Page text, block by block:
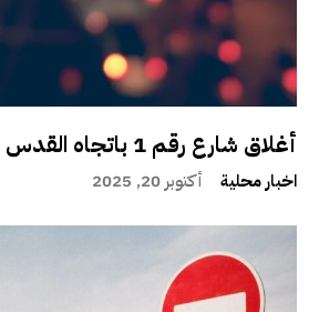
أغلاق شارع رقم 1 باتجاه القدس غدا الثلاثاء
اخبار محلية أكتوبر 20, 2025